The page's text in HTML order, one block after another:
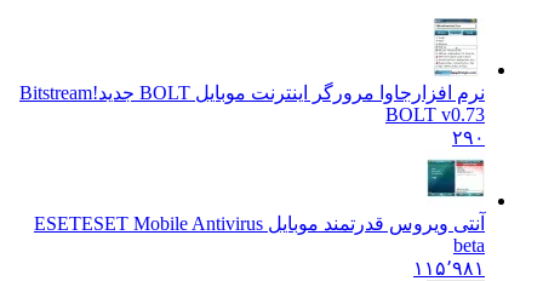
نرم افزارجاوا مرورگر اينترنت موبايل BOLT جديد!
Bitstream
BOLT v0.73
۲۹۰
آنتی ویروس قدرتمند موبایل ESET ESET Mobile Antivirus
beta
۱۱۵٬۹۸۱